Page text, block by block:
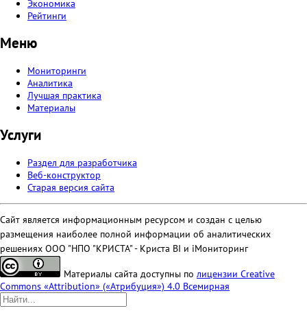
Экономика
Рейтинги
Меню
Мониторинги
Аналитика
Лучшая практика
Материалы
Услуги
Раздел для разработчика
Веб-конструктор
Старая версия сайта
Сайт является информационным ресурсом и создан с целью
размещения наиболее полной информации об аналитических
решениях ООО "НПО "КРИСТА" - Криста BI и iМониторинг
Материалы сайта доступны по лицензии Creative
Commons «Attribution» («Атрибуция») 4.0 Всемирная